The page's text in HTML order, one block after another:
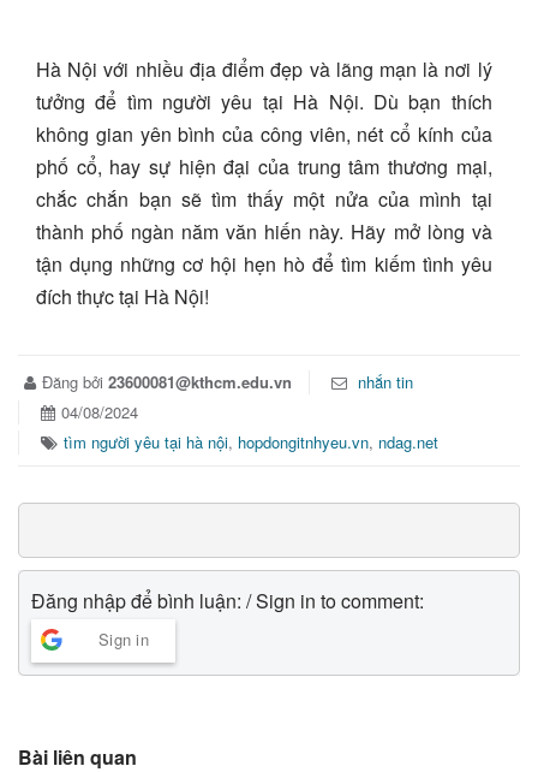
Hà Nội với nhiều địa điểm đẹp và lãng mạn là nơi lý
tưởng để tìm người yêu tại Hà Nội. Dù bạn thích
không gian yên bình của công viên, nét cổ kính của
phố cổ, hay sự hiện đại của trung tâm thương mại,
chắc chắn bạn sẽ tìm thấy một nửa của mình tại
thành phố ngàn năm văn hiến này. Hãy mở lòng và
tận dụng những cơ hội hẹn hò để tìm kiếm tình yêu
đích thực tại Hà Nội!
Đăng bởi 23600081@kthcm.edu.vn
nhắn tin
04/08/2024
tìm người yêu tại hà nội, hopdongitnhyeu.vn, ndag.net
Đăng nhập để bình luận: / Sign in to comment:
Sign in
Bài liên quan